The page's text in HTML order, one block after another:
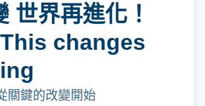
世界再進化！
changes
關鍵的改變開始